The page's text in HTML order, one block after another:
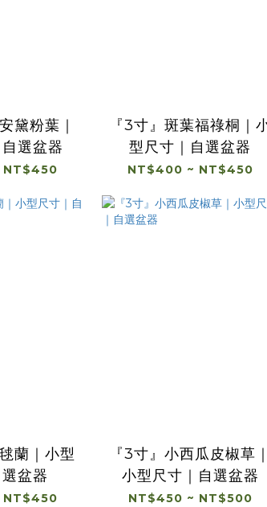
黛粉葉｜
選盆器
『3寸』斑葉福祿桐｜
型尺寸｜自選盆器
NT$400 ~ NT$450
蘭｜小型
盆器
『3寸』小西瓜皮椒草｜
小型尺寸｜自選盆器
NT$450 ~ NT$500